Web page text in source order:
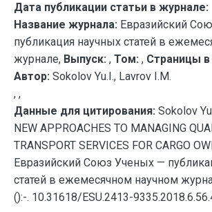
Дата публикации статьи в журнале:
Название журнала: Евразийский
публикация научных статей в
журнале, Выпуск: , Том: , Страницы
Автор: Sokolov Yu.I., Lavrov I.M.
, ,
Данные для цитирования: Sokolov
NEW APPROACHES TO MANAGING
TRANSPORT SERVICES FOR CARGO
Евразийский Союз Ученых —
статей в ежемесячном научном
():-. 10.31618/ESU.2413-